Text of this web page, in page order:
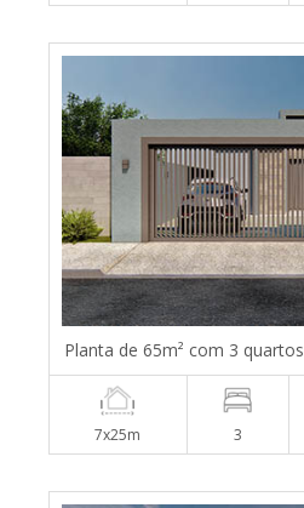
Planta de 65m² com 3 quartos
7x25m 3